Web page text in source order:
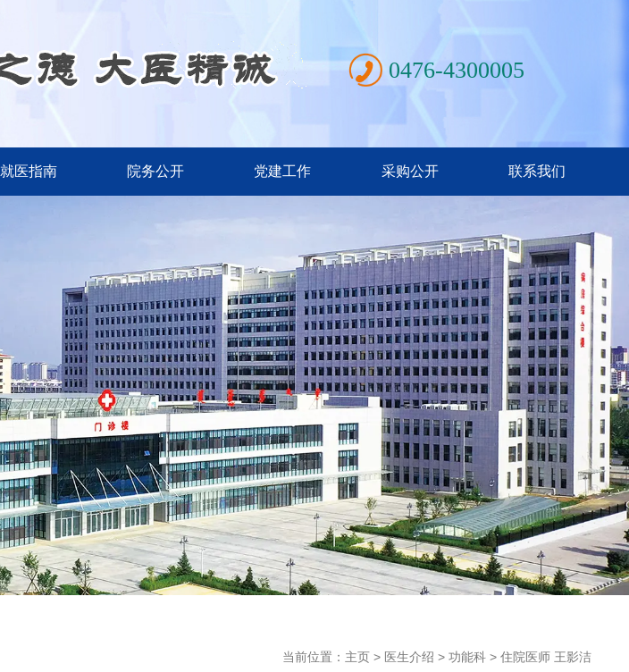
0476-4300005
就医指南 院务公开 党建工作 采购公开 联系我们
当前位置：主页 > 医生介绍 > 功能科 > 住院医师 王影洁